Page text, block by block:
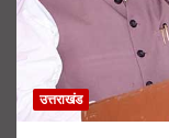
उत्तराखंड